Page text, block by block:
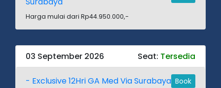
Harga mulai dari Rp44.950.000,-
03 September 2026 Seat: Tersedia
- Exclusive 12Hri GA Med Via Surabaya Book